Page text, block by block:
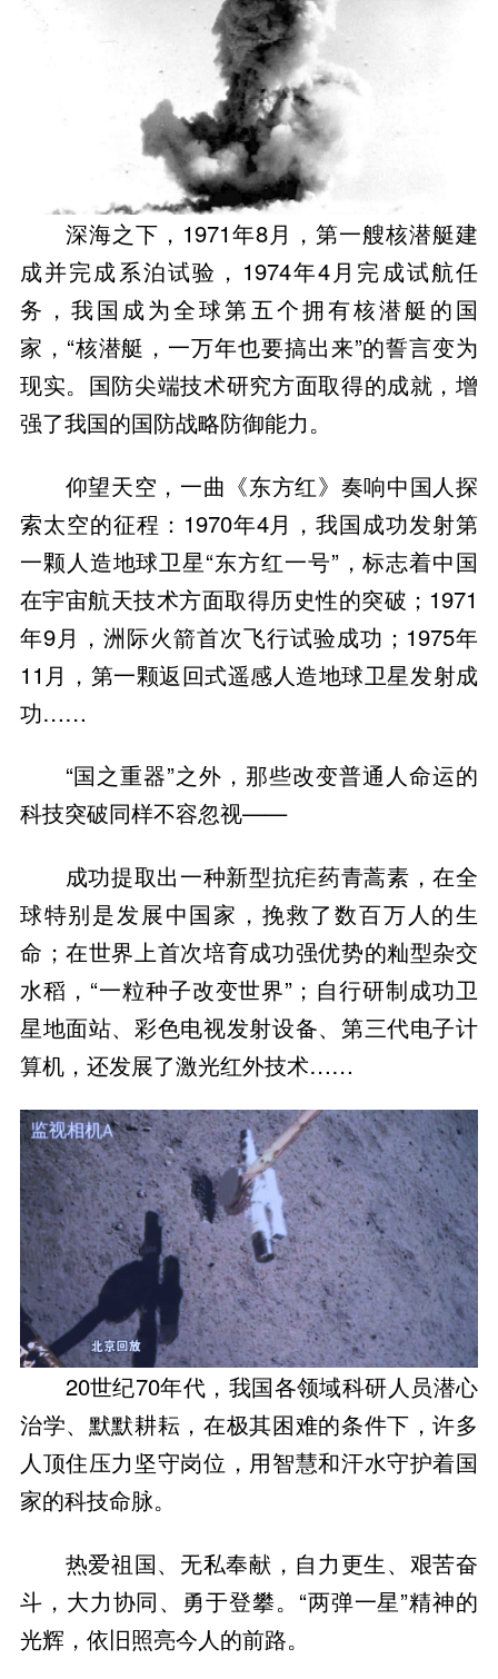
深海之下，1971年8月，第一艘核潜艇建
成并完成系泊试验，1974年4月完成试航任
务，我国成为全球第五个拥有核潜艇的国
家，“核潜艇，一万年也要搞出来”的誓言变为
现实。国防尖端技术研究方面取得的成就，增
强了我国的国防战略防御能力。
仰望天空，一曲《东方红》奏响中国人探
索太空的征程：1970年4月，我国成功发射第
一颗人造地球卫星“东方红一号”，标志着中国
在宇宙航天技术方面取得历史性的突破；1971
年9月，洲际火箭首次飞行试验成功；1975年
11月，第一颗返回式遥感人造地球卫星发射成
功……
“国之重器”之外，那些改变普通人命运的
科技突破同样不容忽视——
成功提取出一种新型抗疟药青蒿素，在全
球特别是发展中国家，挽救了数百万人的生
命；在世界上首次培育成功强优势的籼型杂交
水稻，“一粒种子改变世界”；自行研制成功卫
星地面站、彩色电视发射设备、第三代电子计
算机，还发展了激光红外技术……
20世纪70年代，我国各领域科研人员潜心
治学、默默耕耘，在极其困难的条件下，许多
人顶住压力坚守岗位，用智慧和汗水守护着国
家的科技命脉。
热爱祖国、无私奉献，自力更生、艰苦奋
斗，大力协同、勇于登攀。“两弹一星”精神的
光辉，依旧照亮今人的前路。